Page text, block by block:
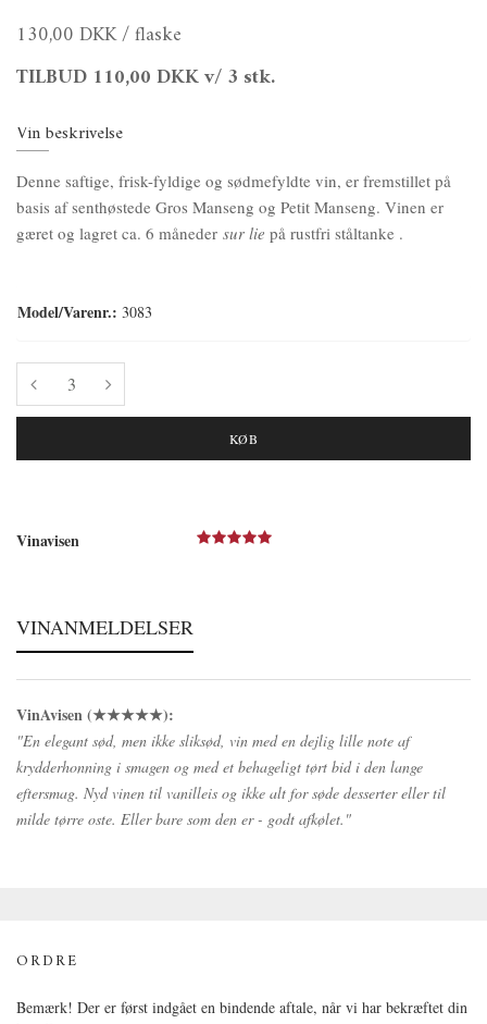
130,00 DKK/ flaske
TILBUD 110,00 DKKv/ 3 stk.
Vin beskrivelse
Denne saftige, frisk-fyldige og sødmefyldte vin, er fremstillet på
basis af senthøstede Gros Manseng og Petit Manseng. Vinen er
gæret og lagret ca. 6 måneder sur lie på rustfri ståltanke .
Model/Varenr.: 3083
KØB
Vinavisen
VINANMELDELSER
VinAvisen(★★★★★):
"En elegant sød, men ikke sliksød, vin med en dejlig lille note af
krydderhonning i smagen og med et behageligt tørt bid i den lange
eftersmag. Nyd vinen til vanilleis og ikke alt for søde desserter eller til
milde tørre oste. Eller bare som den er - godt afkølet."
ORDRE
Bemærk! Der er først indgået en bindende aftale, når vi har bekræftet din